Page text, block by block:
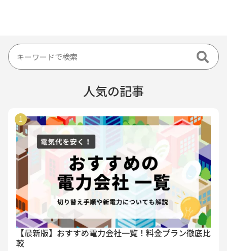
人気の記事
【最新版】おすすめ電力会社一覧！料金プラン徹底比
較